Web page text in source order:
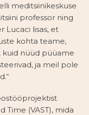
meditsiinikeskuse
professor ning
Lucaci lisas, et
kohta teame,
kuid nüüd püüame
ja meil pole
Time (VAST), mida